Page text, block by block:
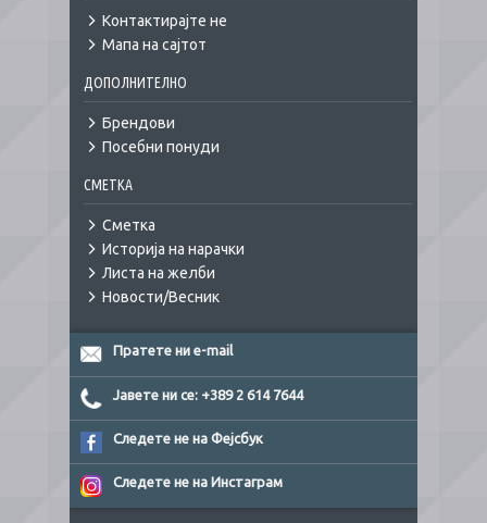
Контактирајте не
Мапа на сајтот
ДОПОЛНИТЕЛНО
Брендови
Посебни понуди
СМЕТКА
Сметка
Историја на нарачки
Листа на желби
Новости/Весник
Пратете ни e-mail
Јавете ни се: +389 2 614 7644
Следете не на Фејсбук
Следете не на Инстаграм